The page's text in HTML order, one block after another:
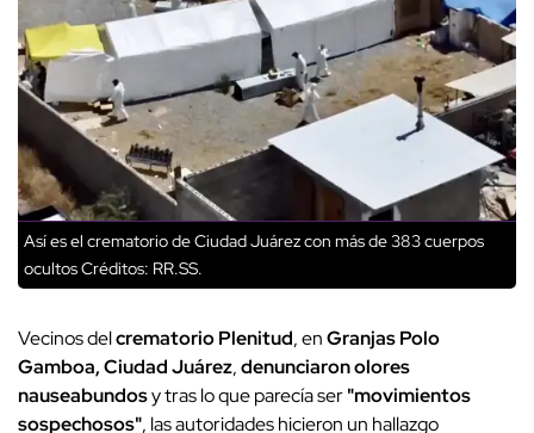
Así es el crematorio de Ciudad Juárez con más de 383 cuerpos
ocultosCréditos: RR.SS.
Vecinos delcrematorio Plenitud, enGranjas Polo
Gamboa, Ciudad Juárez,denunciaron olores
nauseabundosy tras lo que parecía ser"movimientos
sospechosos", las autoridades hicieron un hallazgo